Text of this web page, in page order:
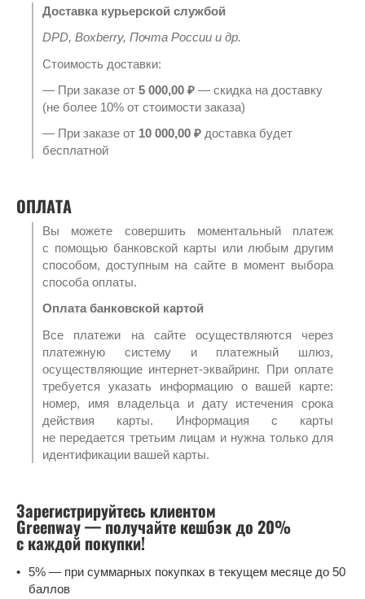
Доставка курьерской службой
DPD, Boxberry, Почта России и др.
Стоимость доставки:
— При заказе от 5 000,00 ₽ — скидка на доставку
(не более 10% от стоимости заказа)
— При заказе от 10 000,00 ₽ доставка будет
бесплатной
ОПЛАТА
Вы можете совершить моментальный платеж
с помощью банковской карты или любым другим
способом, доступным на сайте в момент выбора
способа оплаты.
Оплата банковской картой
Все платежи на сайте осуществляются через
платежную систему и платежный шлюз,
осуществляющие интернет-эквайринг. При оплате
требуется указать информацию о вашей карте:
номер, имя владельца и дату истечения срока
действия карты. Информация с карты
не передается третьим лицам и нужна только для
идентификации вашей карты.
Зарегистрируйтесь клиентом
Greenway — получайте кешбэк до 20%
с каждой покупки!
5% — при суммарных покупках в текущем месяце до 50
баллов